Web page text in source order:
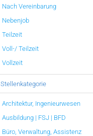
Nach Vereinbarung
Nebenjob
Teilzeit
Voll-/ Teilzeit
Vollzeit
Stellenkategorie
Architektur, Ingenieurwesen
Ausbildung | FSJ | BFD
Büro, Verwaltung, Assistenz